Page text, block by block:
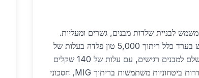
משמש לבניית שלדות מבנים, גשרים ומעליות.
לדוגמה, פרויקט מגדל מגורים חדש בערד כלל ריתוך 5,000 טון פלדה בעלות של
1.2 מיליון שקלים. ריתוך TIG מושלם למבנים רגישים, עם עלות של 140 שקלים
לשעה. תשתיות כמו צנרת מים וגדרות ביטחוניות משתמשות בריתוך MIG, חסכוני